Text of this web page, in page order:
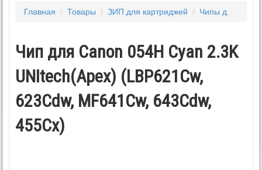
Главная / Товары / ЗИП для картриджей / Чипы для картриджей
Чип для Canon 054H Cyan 2.3K
UNItech(Apex) (LBP621Cw,
623Cdw, MF641Cw, 643Cdw,
455Cx)